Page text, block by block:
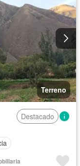
Terreno
Destacado